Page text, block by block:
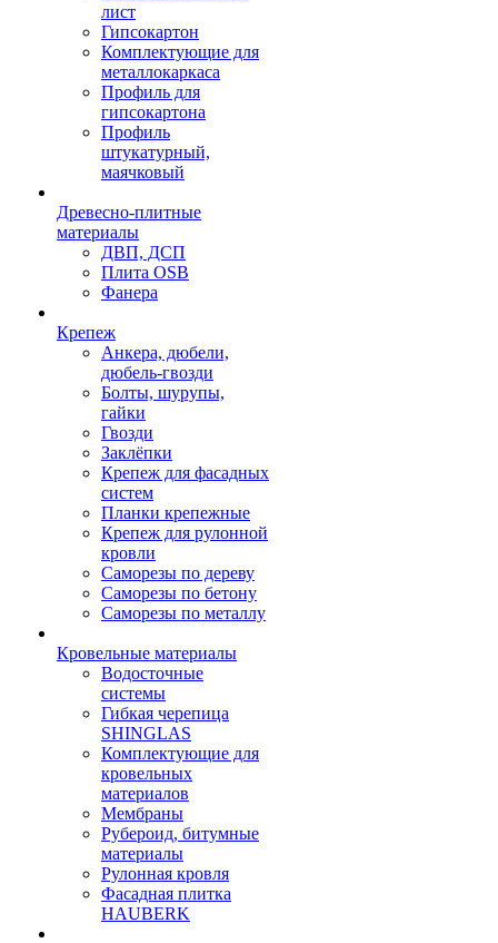
лист
Гипсокартон
Комплектующие для
металлокаркаса
Профиль для
гипсокартона
Профиль
штукатурный,
маячковый
Древесно-плитные
материалы
ДВП, ДСП
Плита OSB
Фанера
Крепеж
Анкера, дюбели,
дюбель-гвозди
Болты, шурупы,
гайки
Гвозди
Заклёпки
Крепеж для фасадных
систем
Планки крепежные
Крепеж для рулонной
кровли
Саморезы по дереву
Саморезы по бетону
Саморезы по металлу
Кровельные материалы
Водосточные
системы
Гибкая черепица
SHINGLAS
Комплектующие для
кровельных
материалов
Мембраны
Рубероид, битумные
материалы
Рулонная кровля
Фасадная плитка
HAUBERK